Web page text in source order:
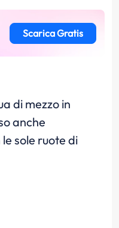
Scarica Gratis
di mezzo in
anche
sole ruote di